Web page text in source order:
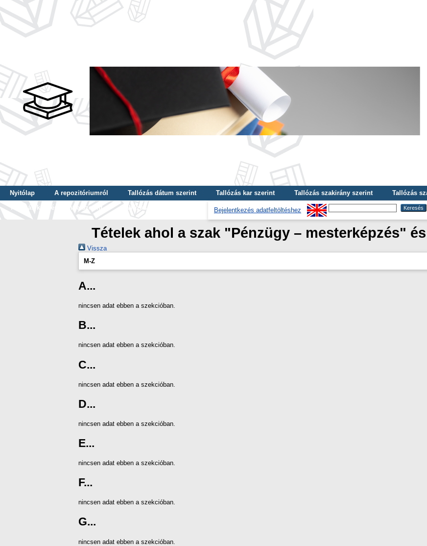
Nyitólap A repozitóriumról Tallózás dátum szerint Tallózás kar szerint Tallózás szakirány szerint Tallózás
Tallózás képzés szintje szerint
Tallózás kulcsszó szerint Bejelentkezés adatfeltöltéshez
Tételek ahol a szak "Pénzügy – mesterképzés"
Vissza
M-Z
A...
nincsen adat ebben a szekcióban.
B...
nincsen adat ebben a szekcióban.
C...
nincsen adat ebben a szekcióban.
D...
nincsen adat ebben a szekcióban.
E...
nincsen adat ebben a szekcióban.
F...
nincsen adat ebben a szekcióban.
G...
nincsen adat ebben a szekcióban.